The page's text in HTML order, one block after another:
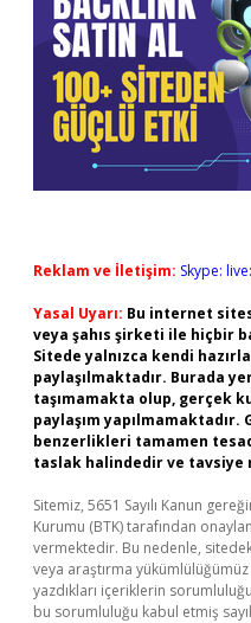
Reklam ve İletişim: Skype:
Yasal Uyarı: Bu internet
veya şahıs şirketi ile hiçbir
Sitede yalnızca kendi
paylaşılmaktadır. Burada
taşımamakta olup, gerçek
paylaşım
benzerlikleri tamamen
taslak halindedir ve tavsiye
Sitemiz, 5651 Sayılı Kanun
Kurumu (BTK) tarafından
vermektedir. Bu nedenle,
veya araştırma
yazdıkları içeriklerin
bu sorumluluğu kabul etmiş